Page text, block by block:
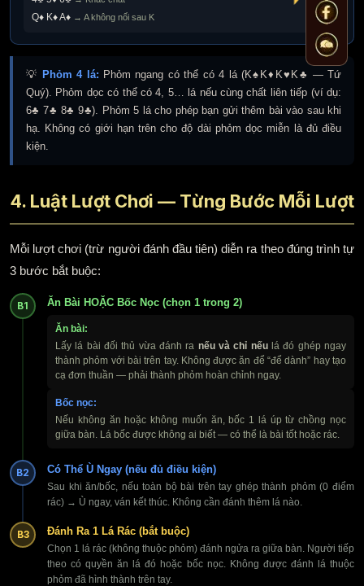
Q♦ K♦ A♦ → A không nối sau K
💡 Phỏm 4 lá: Phỏm ngang có thể có 4 lá (K♠K♦K♥K♣ — Tứ
Quý). Phỏm dọc có thể có 4, 5… lá nếu cùng chất liên tiếp (ví dụ:
6♣ 7♣ 8♣ 9♣). Phỏm 5 lá cho phép bạn gửi thêm bài vào sau khi
hạ. Không có giới hạn trên cho độ dài phỏm dọc miễn là đủ điều
kiện.
4. Luật Lượt Chơi — Từng Bước Mỗi Lượt
Mỗi lượt chơi (trừ người đánh đầu tiên) diễn ra theo đúng trình tự
3 bước bắt buộc:
B1 Ăn Bài HOẶC Bốc Nọc (chọn 1 trong 2)
Ăn bài:
Lấy lá bài đối thủ vừa đánh ra nếu và chỉ nếulá đó ghép ngay
thành phỏm với bài trên tay. Không được ăn để “để dành” hay tạo
cạ đơn thuần — phải thành phỏm hoàn chỉnh ngay.
Bốc nọc:
Nếu không ăn hoặc không muốn ăn, bốc 1 lá úp từ chồng nọc
giữa bàn. Lá bốc được không ai biết — có thể là bài tốt hoặc rác.
B2 Có Thể Ù Ngay (nếu đủ điều kiện)
Sau khi ăn/bốc, nếu toàn bộ bài trên tay ghép thành phỏm (0 điểm
rác) → Ù ngay, ván kết thúc. Không cần đánh thêm lá nào.
B3 Đánh Ra 1 Lá Rác (bắt buộc)
Chọn 1 lá rác (không thuộc phỏm) đánh ngửa ra giữa bàn. Người tiếp
theo có quyền ăn lá đó hoặc bốc nọc. Không được đánh lá thuộc
phỏm đã hình thành trên tay.